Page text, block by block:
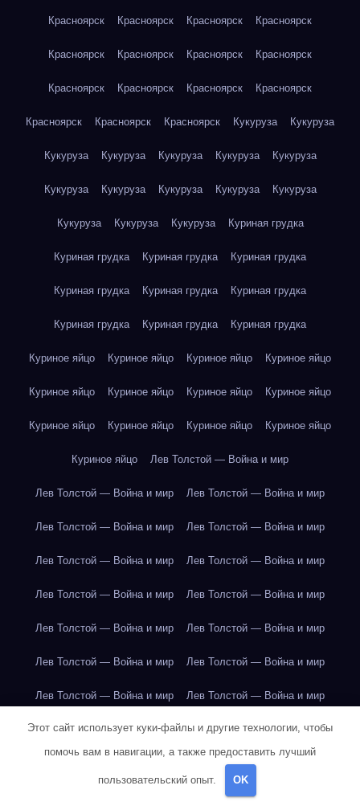
Красноярск Красноярск Красноярск Красноярск
Красноярск Красноярск Красноярск Красноярск
Красноярск Красноярск Красноярск Красноярск
Красноярск Красноярск Красноярск Кукуруза Кукуруза
Кукуруза Кукуруза Кукуруза Кукуруза Кукуруза
Кукуруза Кукуруза Кукуруза Кукуруза Кукуруза
Кукуруза Кукуруза Кукуруза Куриная грудка
Куриная грудка Куриная грудка Куриная грудка
Куриная грудка Куриная грудка Куриная грудка
Куриная грудка Куриная грудка Куриная грудка
Куриное яйцо Куриное яйцо Куриное яйцо Куриное яйцо
Куриное яйцо Куриное яйцо Куриное яйцо Куриное яйцо
Куриное яйцо Куриное яйцо Куриное яйцо Куриное яйцо
Куриное яйцо Лев Толстой — Война и мир
Лев Толстой — Война и мир Лев Толстой — Война и мир
Лев Толстой — Война и мир Лев Толстой — Война и мир
Лев Толстой — Война и мир Лев Толстой — Война и мир
Лев Толстой — Война и мир Лев Толстой — Война и мир
Лев Толстой — Война и мир Лев Толстой — Война и мир
Лев Толстой — Война и мир Лев Толстой — Война и мир
Лев Толстой — Война и мир Лев Толстой — Война и мир
Лондон Лондон Лондон Лондон Лондон Лондон
Лондон
Лондон Лос-Анджелес
Этот сайт использует куки-файлы и другие технологии, чтобы
помочь вам в навигации, а также предоставить лучший
пользовательский опыт. OK